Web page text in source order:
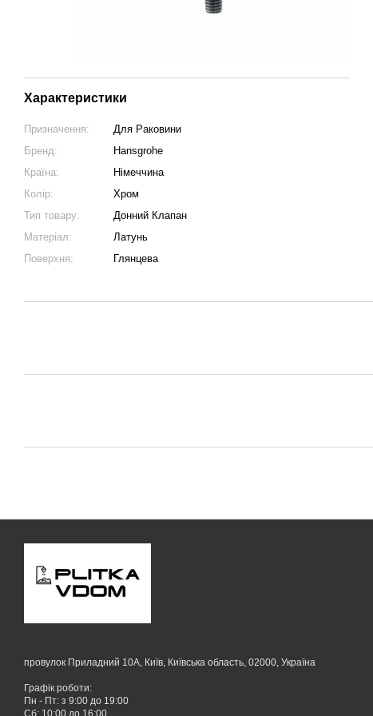
Характеристики
Призначення:
Для Раковини
Бренд:
Hansgrohe
Країна:
Німеччина
Колір:
Хром
Тип товару:
Донний Клапан
Матеріал:
Латунь
Поверхня:
Глянцева
провулок Приладний 10А, Київ, Київська область, 02000, Україна
Графік роботи:
Пн - Пт: з 9:00 до 19:00
Сб: 10:00 до 16:00